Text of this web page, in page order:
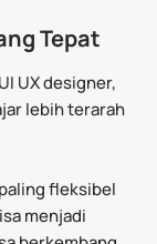
Tepat
UX designer,
lebih terarah
fleksibel
menjadi